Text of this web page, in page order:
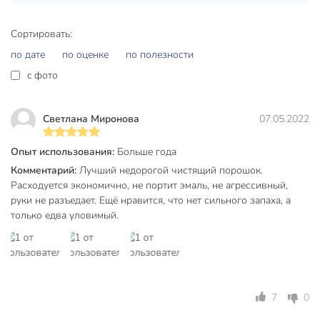
Техническая информация
Страна производства
Назначение
Упаковка
пластиковая банка
Форма выпуска
для ванной
для унитаза
Сортировать:
по дате
по оценке
по полезности
c фото
Светлана Миронова 07.05.2022
Опыт использования: Больше года
Комментарий: Лучший недорогой чистящий порошок.
Расходуется экономично, не портит эмаль, не агрессивный,
руки не разъедает. Ещё нравится, что нет сильного запаха, а
только едва уловимый.
7 0